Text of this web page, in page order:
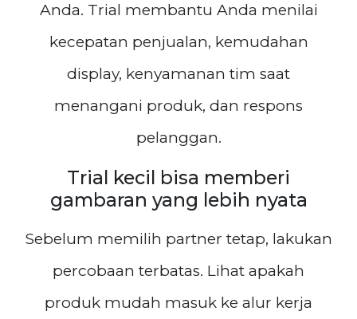
Anda. Trial membantu Anda menilai
kecepatan penjualan, kemudahan
display, kenyamanan tim saat
menangani produk, dan respons
pelanggan.
Trial kecil bisa memberi
gambaran yang lebih nyata
Sebelum memilih partner tetap, lakukan
percobaan terbatas. Lihat apakah
produk mudah masuk ke alur kerja